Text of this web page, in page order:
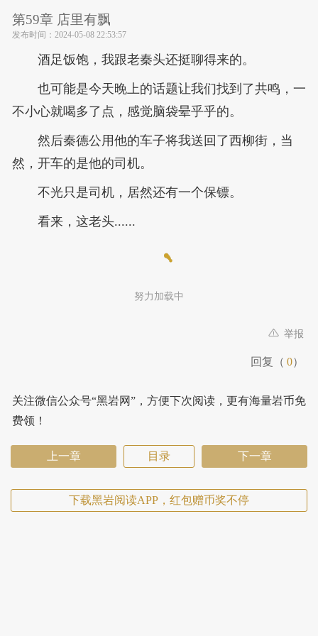
第59章 店里有飘
发布时间： 2024-05-08 22:53:57
酒足饭饱，我跟老秦头还挺聊得来的。
也可能是今天晚上的话题让我们找到了共鸣，一
不小心就喝多了点，感觉脑袋晕乎乎的。
然后秦德公用他的车子将我送回了西柳街，当
然，开车的是他的司机。
不光只是司机，居然还有一个保镖。
看来，这老头......
努力加载中
举报
回复（ 0）
关注微信公众号“黑岩网”，方便下次阅读，更有海量岩币免
费领！
上一章 目录 下一章
下载黑岩阅读APP，红包赠币奖不停